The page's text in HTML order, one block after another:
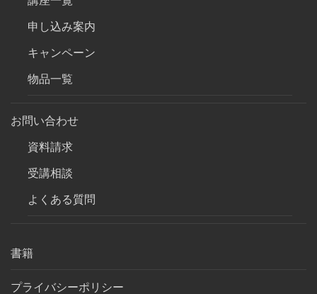
申し込み案内
キャンペーン
物品一覧
お問い合わせ
資料請求
受講相談
よくある質問
書籍
プライバシーポリシー